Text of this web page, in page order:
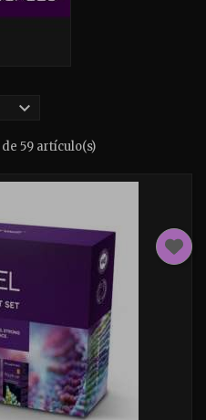

59 artículo(s)